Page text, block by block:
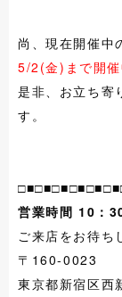
尚、現在開催中
5/2(金)まで開催
是非、お立ち寄
す。
営業時間 10：
ご来店をお待ち
〒160-0023
東京都新宿区西